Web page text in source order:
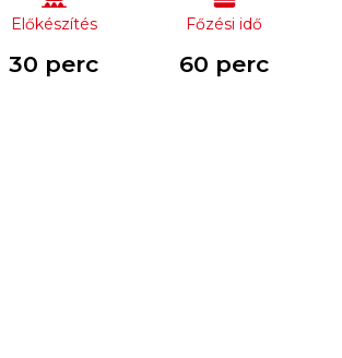
Előkészítés
30 perc
Főzési idő
60 perc